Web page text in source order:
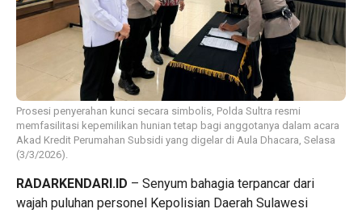
Prosesi penyerahan kunci secara simbolis, Polda Sultra resmi
memfasilitasi kepemilikan hunian tetap bagi anggotanya dalam acara
Akad Kredit Perumahan Subsidi yang digelar di Aula Dhacara, Selasa
(3/3/2026).
RADARKENDARI.ID – Senyum bahagia terpancar dari
wajah puluhan personel Kepolisian Daerah Sulawesi